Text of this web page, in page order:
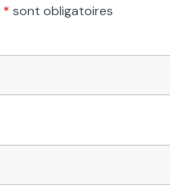
* sont obligatoires